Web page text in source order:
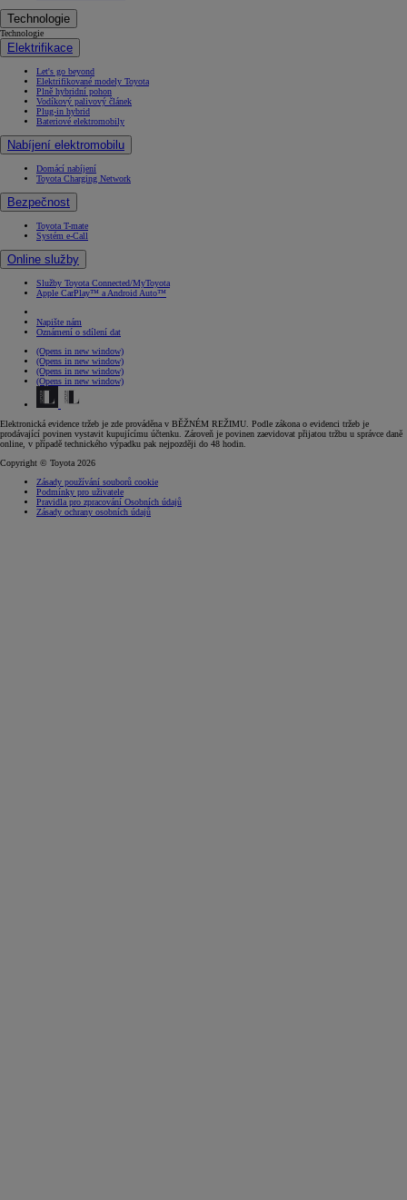
Technologie
Technologie
Elektrifikace
Let's go beyond
Elektrifikované modely Toyota
Plně hybridní pohon
Vodíkový palivový článek
Plug-in hybrid
Bateriové elektromobily
Nabíjení elektromobilu
Domácí nabíjení
Toyota Charging Network
Bezpečnost
Toyota T-mate
Systém e-Call
Online služby
Služby Toyota Connected/MyToyota
Apple CarPlay™ a Android Auto™
Napište nám
Oznámení o sdílení dat
(Opens in new window)
(Opens in new window)
(Opens in new window)
(Opens in new window)
Elektronická evidence tržeb je zde prováděna v BĚŽNÉM REŽIMU. Podle zákona o evidenci tržeb je
prodávající povinen vystavit kupujícímu účtenku. Zároveň je povinen zaevidovat přijatou tržbu u správce daně
online, v případě technického výpadku pak nejpozději do 48 hodin.
Copyright © Toyota 2026
Zásady používání souborů cookie
Podmínky pro uživatele
Pravidla pro zpracování Osobních údajů
Zásady ochrany osobních údajů